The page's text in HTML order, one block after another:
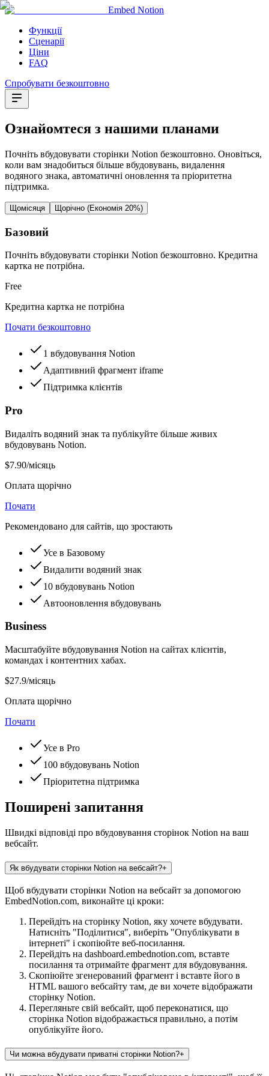
Embed Notion
Функції
Сценарії
Ціни
FAQ
Спробувати безкоштовно
Ознайомтеся з нашими планами
Почніть вбудовувати сторінки Notion безкоштовно. Оновіться,
коли вам знадобиться більше вбудовувань, видалення
водяного знака, автоматичні оновлення та пріоритетна
підтримка.
Щомісяця Щорічно (Економія 20%)
Базовий
Почніть вбудовувати сторінки Notion безкоштовно. Кредитна
картка не потрібна.
Free
Кредитна картка не потрібна
Почати безкоштовно
1 вбудовування Notion
Адаптивний фрагмент iframe
Підтримка клієнтів
Pro
Видаліть водяний знак та публікуйте більше живих
вбудовувань Notion.
$7.90/місяць
Оплата щорічно
Почати
Рекомендовано для сайтів, що зростають
Усе в Базовому
Видалити водяний знак
10 вбудовувань Notion
Автооновлення вбудовувань
Business
Масштабуйте вбудовування Notion на сайтах клієнтів,
командах і контентних хабах.
$27.9/місяць
Оплата щорічно
Почати
Усе в Pro
100 вбудовувань Notion
Пріоритетна підтримка
Поширені запитання
Швидкі відповіді про вбудовування сторінок Notion на ваш
вебсайт.
Як вбудувати сторінки Notion на вебсайт?+
Щоб вбудувати сторінки Notion на вебсайт за допомогою
EmbedNotion.com, виконайте ці кроки:
Перейдіть на сторінку Notion, яку хочете вбудувати.
Натисніть "Поділитися", виберіть "Опублікувати в
інтернеті" і скопіюйте веб-посилання.
Перейдіть на dashboard.embednotion.com, вставте
посилання та отримайте фрагмент для вбудовування.
Скопіюйте згенерований фрагмент і вставте його в
HTML вашого вебсайту там, де ви хочете відображати
сторінку Notion.
Перегляньте свій вебсайт, щоб переконатися, що
сторінка Notion відображається правильно, а потім
опублікуйте його.
Чи можна вбудувати приватні сторінки Notion?+